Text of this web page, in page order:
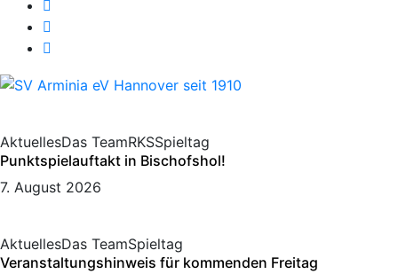
AktuellesDas TeamRKSSpieltag
Punktspielauftakt in Bischofshol!
7. August 2026
AktuellesDas TeamSpieltag
Veranstaltungshinweis für kommenden Freitag